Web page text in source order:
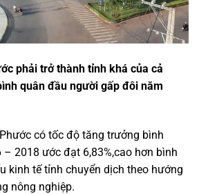
phải trở thành tỉnh khá của cả
quân đầu người gấp đôi năm
có tốc độ tăng trưởng bình
2018 ước đạt 6,83%,cao hơn bình
kinh tế tỉnh chuyển dịch theo hướng
nông nghiệp.